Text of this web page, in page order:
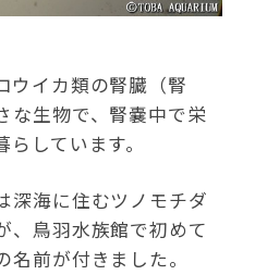
ウイカ類の腎臓（腎
な生物で、腎嚢中で栄
しています。
深海に住むツノモチダ
、鳥羽水族館で初めて
前が付きました。